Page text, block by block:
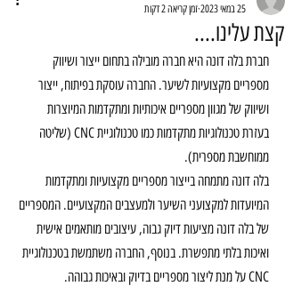
קצת עלינו....
25 במאי 2023
זמן קריאה 2 דקות
חברת בלה דונה היא חברה מובילה בתחום ייצור ושיווק
מספריים מקצועיות לשיער. החברה עוסקת בפיתוח, ייצור
ושיווק של מגוון מספריים איכותיות ומתקדמות המיוצרות
בעזרת טכנולוגיות מתקדמות כמו טכנולוגיית CNC (שליטה
ממוחשבת מספרית).
בלה דונה מתמחה בייצור מספריים מקצועיות ומתקדמות
המיועדות למקצועני השיער ולמעצבים המקצועיים. המספריים
של בלה דונה מציעות דיוק גבוה, עיצובים מותאמים אישית
ואיכות בלתי מתפשרת. בנוסף, החברה משתמשת בטכנולוגיית
CNC על מנת ליצור מספריים בדיוק ובאיכות גבוהה.